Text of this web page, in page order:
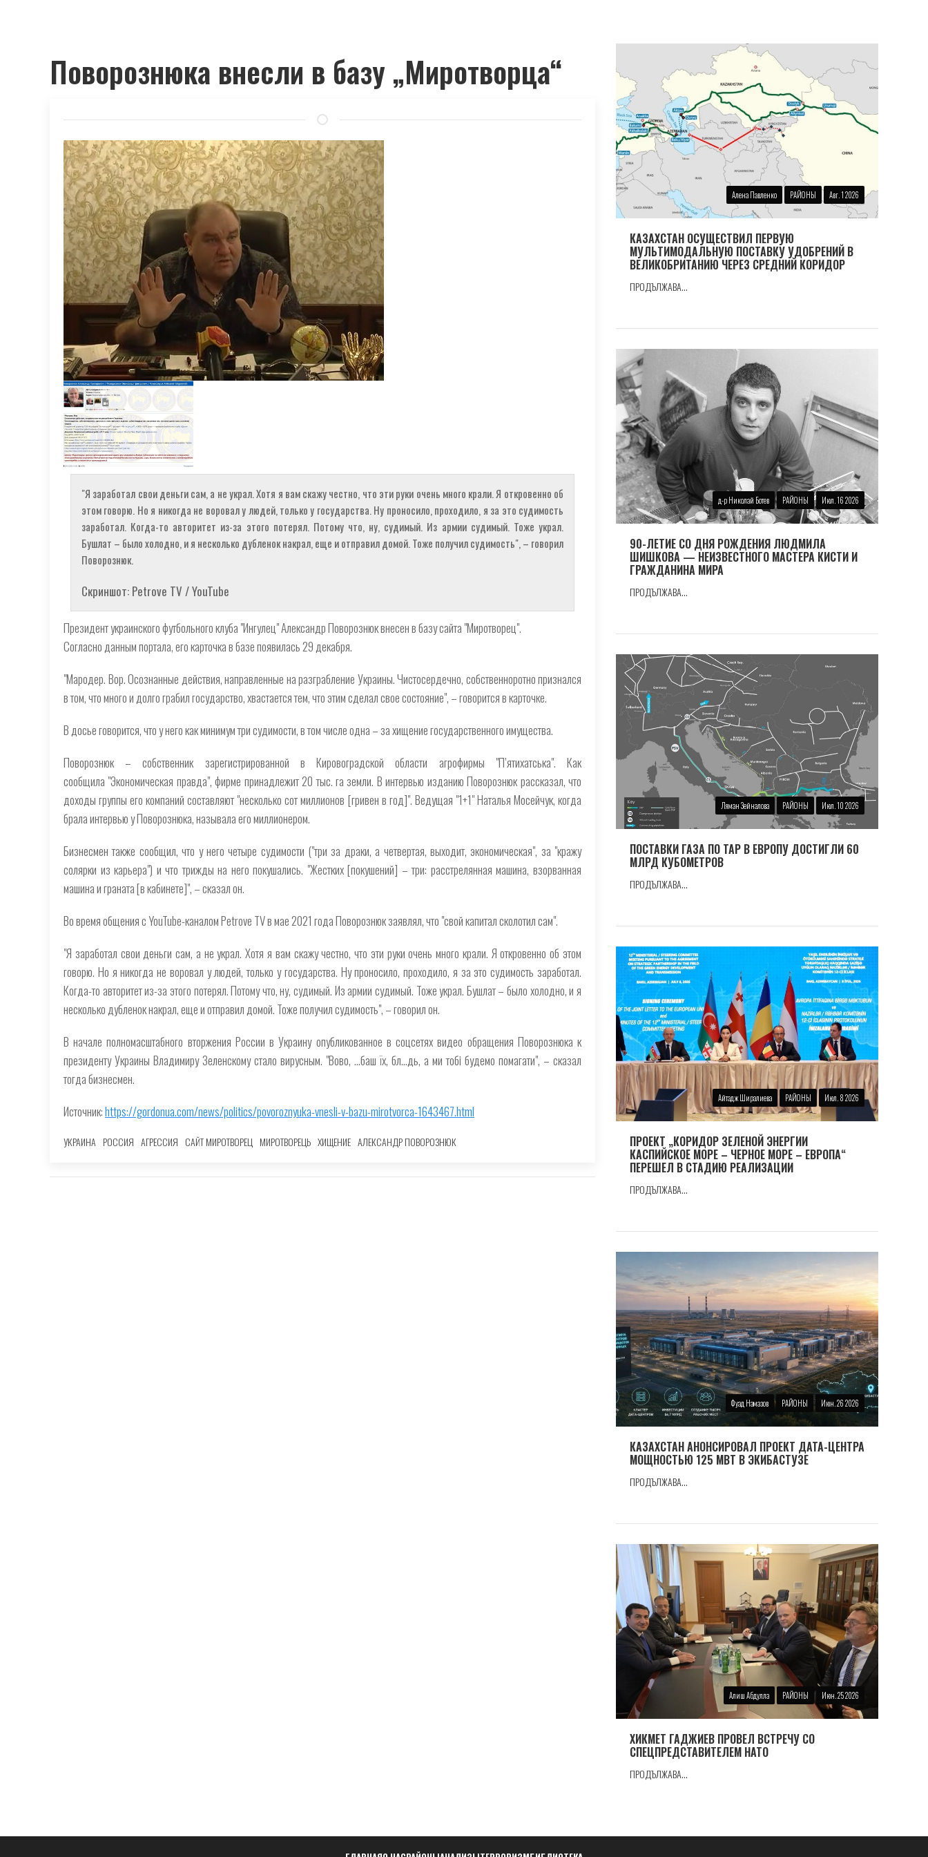
Поворознюка внесли в базу „Миротворца“
"Я заработал свои деньги сам, а не украл. Хотя я вам скажу честно, что эти руки очень много крали. Я откровенно об
этом говорю. Но я никогда не воровал у людей, только у государства. Ну проносило, проходило, я за это судимость
заработал. Когда-то авторитет из-за этого потерял. Потому что, ну, судимый. Из армии судимый. Тоже украл.
Бушлат – было холодно, и я несколько дубленок накрал, еще и отправил домой. Тоже получил судимость", – говорил
Поворознюк.
Скриншот: Petrove TV / YouTube
Президент украинского футбольного клуба "Ингулец" Александр Поворознюк внесен в базу сайта "Миротворец".
Согласно данным портала, его карточка в базе появилась 29 декабря.
"Мародер. Вор. Осознанные действия, направленные на разграбление Украины. Чистосердечно, собственноротно признался
в том, что много и долго грабил государство, хвастается тем, что этим сделал свое состояние", – говорится в карточке.
В досье говорится, что у него как минимум три судимости, в том числе одна – за хищение государственного имущества.
Поворознюк – собственник зарегистрированной в Кировоградской области агрофирмы "П’ятихатська". Как
сообщила "Экономическая правда", фирме принадлежит 20 тыс. га земли. В интервью изданию Поворознюк рассказал, что
доходы группы его компаний составляют "несколько сот миллионов [гривен в год]". Ведущая "1+1" Наталья Мосейчук, когда
брала интервью у Поворознюка, называла его миллионером.
Бизнесмен также сообщил, что у него четыре судимости ("три за драки, а четвертая, выходит, экономическая", за "кражу
солярки из карьера") и что трижды на него покушались. "Жестких [покушений] – три: расстрелянная машина, взорванная
машина и граната [в кабинете]", – сказал он.
Во время общения с YouTube-каналом Petrove TV в мае 2021 года Поворознюк заявлял, что "свой капитал сколотил сам".
"Я заработал свои деньги сам, а не украл. Хотя я вам скажу честно, что эти руки очень много крали. Я откровенно об этом
говорю. Но я никогда не воровал у людей, только у государства. Ну проносило, проходило, я за это судимость заработал.
Когда-то авторитет из-за этого потерял. Потому что, ну, судимый. Из армии судимый. Тоже украл. Бушлат – было холодно, и я
несколько дубленок накрал, еще и отправил домой. Тоже получил судимость", – говорил он.
В начале полномасштабного вторжения России в Украину опубликованное в соцсетях видео обращения Поворознюка к
президенту Украины Владимиру Зеленскому стало вирусным. "Вово, ...баш їх, бл...дь, а ми тобі будемо помагати", – сказал
тогда бизнесмен.
Источник:https://gordonua.com/news/politics/povoroznyuka-vnesli-v-bazu-mirotvorca-1643467.html
УКРАИНА РОССИЯ АГРЕССИЯ САЙТ МИРОТВОРЕЦ МИРОТВОРЕЦЬ ХИЩЕНИЕ АЛЕКСАНДР ПОВОРОЗНЮК
Алена Павленко РАЙОНЫ Авг. 1 2026
КАЗАХСТАН ОСУЩЕСТВИЛ ПЕРВУЮ
МУЛЬТИМОДАЛЬНУЮ ПОСТАВКУ УДОБРЕНИЙ В
ВЕЛИКОБРИТАНИЮ ЧЕРЕЗ СРЕДНИЙ КОРИДОР
ПРОДЪЛЖАВА...
д-р Николай Ботев РАЙОНЫ Июл. 16 2026
90-ЛЕТИЕ СО ДНЯ РОЖДЕНИЯ ЛЮДМИЛА
ШИШКОВА — НЕИЗВЕСТНОГО МАСТЕРА КИСТИ И
ГРАЖДАНИНА МИРА
ПРОДЪЛЖАВА...
Ляман Зейналова РАЙОНЫ Июл. 10 2026
ПОСТАВКИ ГАЗА ПО TAP В ЕВРОПУ ДОСТИГЛИ 60
МЛРД КУБОМЕТРОВ
ПРОДЪЛЖАВА...
Айтадж Ширалиева РАЙОНЫ Июл. 8 2026
ПРОЕКТ „КОРИДОР ЗЕЛЕНОЙ ЭНЕРГИИ
КАСПИЙСКОЕ МОРЕ – ЧЕРНОЕ МОРЕ – ЕВРОПА“
ПЕРЕШЕЛ В СТАДИЮ РЕАЛИЗАЦИИ
ПРОДЪЛЖАВА...
Фуад Намазов РАЙОНЫ Июн. 26 2026
КАЗАХСТАН АНОНСИРОВАЛ ПРОЕКТ ДАТА-ЦЕНТРА
МОЩНОСТЬЮ 125 МВТ В ЭКИБАСТУЗЕ
ПРОДЪЛЖАВА...
Алиш Абдулла РАЙОНЫ Июн. 25 2026
ХИКМЕТ ГАДЖИЕВ ПРОВЕЛ ВСТРЕЧУ СО
СПЕЦПРЕДСТАВИТЕЛЕМ НАТО
ПРОДЪЛЖАВА...